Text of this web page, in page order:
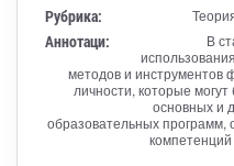
Рубрика:
Аннотаци:
В
методов и инструментов
личности, которые
основных и
образовательных